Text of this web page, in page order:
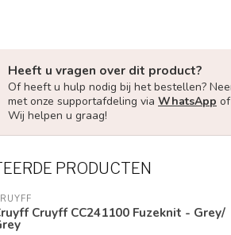
Heeft u vragen over dit product?
Of heeft u hulp nodig bij het bestellen?
met onze supportafdeling via WhatsApp of
Wij helpen u graag!
PRODUCTEN
Cruyff CC241100 Fuzeknit - Grey/